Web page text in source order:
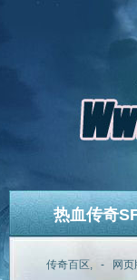
热血传奇
传奇百区, - 网